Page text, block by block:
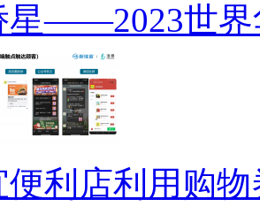
星——2023世界
便利店利用购物